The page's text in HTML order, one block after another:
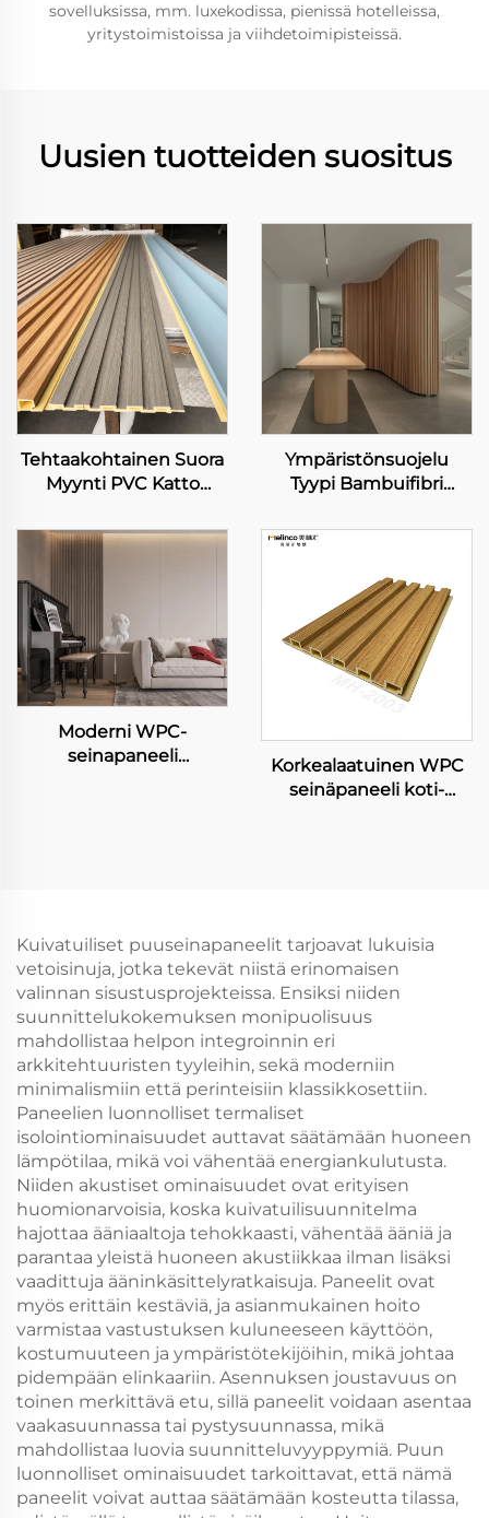
sovelluksissa, mm. luxekodissa, pienissä hotelleissa,
yritystoimistoissa ja viihdetoimipisteissä.
Uusien tuotteiden suositus
Tehtaakohtainen Suora
Myynti PVC Katto
Kuviollinen Paneeli
WPC Ruudukko Tausta
Taideteos Louveri
Kaunokoriste
Ympäristönsuojelu
Tyypi Bambuifibri
ja helposti
koriste seinäkanta
Moderni WPC-
seinapaneeli
Korkealaatuinen WPC
seinäpaneeli koti-
Kuivatuiliset puuseinapaneelit tarjoavat lukuisia
vetoisinuja, jotka tekevät niistä erinomaisen
valinnan sisustusprojekteissa. Ensiksi niiden
suunnittelukokemuksen monipuolisuus
mahdollistaa helpon integroinnin eri
arkkitehtuuristen tyyleihin, sekä moderniin
minimalismiin että perinteisiin klassikkosettiin.
Paneelien luonnolliset termaliset
isolointiominaisuudet auttavat säätämään huoneen
lämpötilaa, mikä voi vähentää energiankulutusta.
Niiden akustiset ominaisuudet ovat erityisen
huomionarvoisia, koska kuivatuilisuunnitelma
hajottaa ääniaaltoja tehokkaasti, vähentää ääniä ja
parantaa yleistä huoneen akustiikkaa ilman lisäksi
vaadittuja ääninkäsittelyratkaisuja. Paneelit ovat
myös erittäin kestäviä, ja asianmukainen hoito
varmistaa vastustuksen kuluneeseen käyttöön,
kostumuuteen ja ympäristötekijöihin, mikä johtaa
pidempään elinkaariin. Asennuksen joustavuus on
toinen merkittävä etu, sillä paneelit voidaan asentaa
vaakasuunnassa tai pystysuunnassa, mikä
mahdollistaa luovia suunnitteluvyyppymiä. Puun
luonnolliset ominaisuudet tarkoittavat, että nämä
paneelit voivat auttaa säätämään kosteutta tilassa,